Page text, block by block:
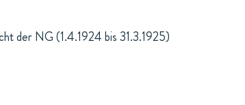
der NG (1.4.1924 bis 31.3.1925)